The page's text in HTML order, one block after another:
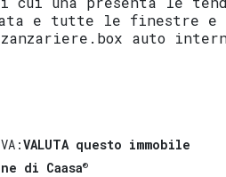
e tutte le finestre e
auto
VALUTA questo immobile
di Caasa®